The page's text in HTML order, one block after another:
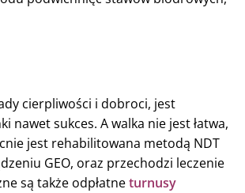
cierpliwości i dobroci, jest
nawet sukces. A walka nie jest łatwa,
jest rehabilitowana metodą NDT
GEO, oraz przechodzi leczenie
są także odpłatneturnusy